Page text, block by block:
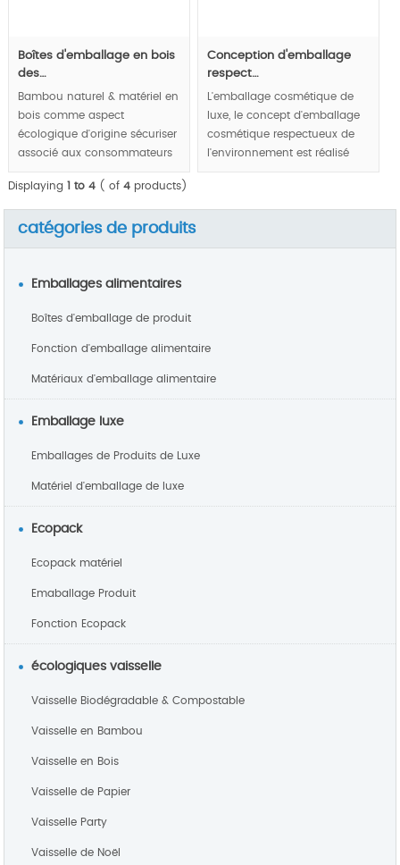
Boîtes d'emballage en bois
des…
Bambou naturel & matériel en
bois comme aspect
écologique d'origine sécuriser
associé aux consommateurs
finaux avec naturel, santé,
nourriture sentiment de votre
gourmet via les sens visuels
et tactiles.
Conception d'emballage
respect…
L'emballage cosmétique de
luxe, le concept d'emballage
cosmétique respectueux de
l'environnement est réalisé
par les boîtes de bambou et
d'origine.
Displaying 1 to 4( of 4products)
catégories de produits
Emballages alimentaires
Boîtes d'emballage de produit
Fonction d'emballage alimentaire
Matériaux d'emballage alimentaire
Emballage luxe
Emballages de Produits de Luxe
Matériel d'emballage de luxe
Ecopack
Ecopack matériel
Emaballage Produit
Fonction Ecopack
écologiques vaisselle
Vaisselle Biodégradable & Compostable
Vaisselle en Bambou
Vaisselle en Bois
Vaisselle de Papier
Vaisselle Party
Vaisselle de Noël